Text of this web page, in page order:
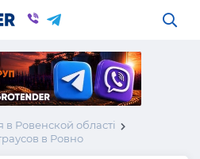
Ровенской області
в Ровно